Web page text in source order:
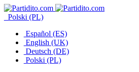
Polski (PL)
Español (ES)
English (UK)
Deutsch (DE)
Polski (PL)